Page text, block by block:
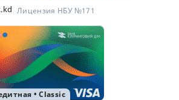
Лицензия НБУ №171
•Classic